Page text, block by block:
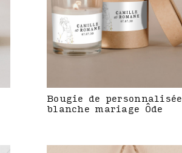
Bougie de personnalisée
blanche mariage Ôde